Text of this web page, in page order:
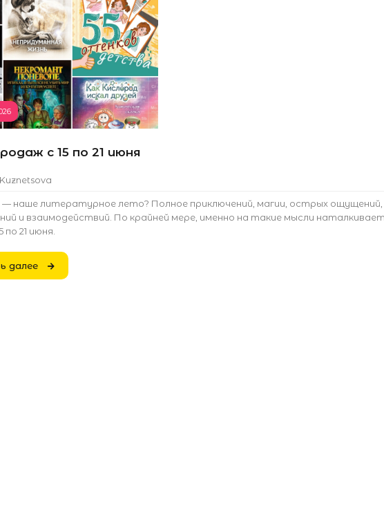
с 15 по 21 июня
— наше литературное лето? Полное приключений, магии, острых
и взаимодействий. По крайней мере, именно на такие мысли
по 21 июня.
далее